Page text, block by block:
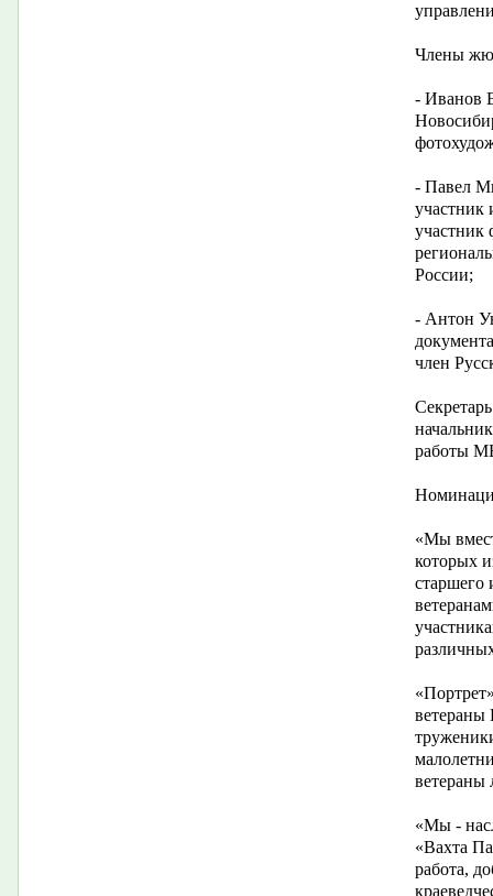
Члены
- Иванов
- Павел
участник
участник
России;
- Антон
член
работы
«Мы
которых
старшего
ветераны
ветераны
«Мы -
«Вахта
работа,